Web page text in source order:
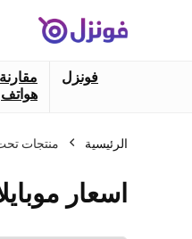
فونزل
مقارنة
هواتف
الرئيسية منتجات
اسعار